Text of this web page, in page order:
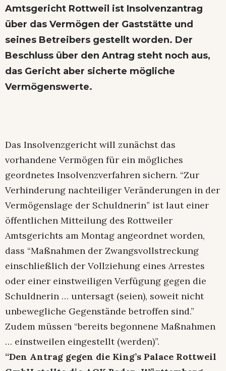
Amtsgericht Rottweil ist Insolvenzantrag
über das Vermögen der Gaststätte und
seines Betreibers gestellt worden. Der
Beschluss über den Antrag steht noch aus,
das Gericht aber sicherte mögliche
Vermögenswerte.
Das Insolvenzgericht will zunächst das
vorhandene Vermögen für ein mögliches
geordnetes Insolvenzverfahren sichern. “Zur
Verhinderung nachteiliger Veränderungen in der
Vermögenslage der Schuldnerin” ist laut einer
öffentlichen Mitteilung des Rottweiler
Amtsgerichts am Montag angeordnet worden,
dass “Maßnahmen der Zwangsvollstreckung
einschließlich der Vollziehung eines Arrestes
oder einer einstweiligen Verfügung gegen die
Schuldnerin … untersagt (seien), soweit nicht
unbewegliche Gegenstände betroffen sind.”
Zudem müssen “bereits begonnene Maßnahmen
… einstweilen eingestellt (werden)”.
“Den Antrag gegen die King’s Palace Rottweil